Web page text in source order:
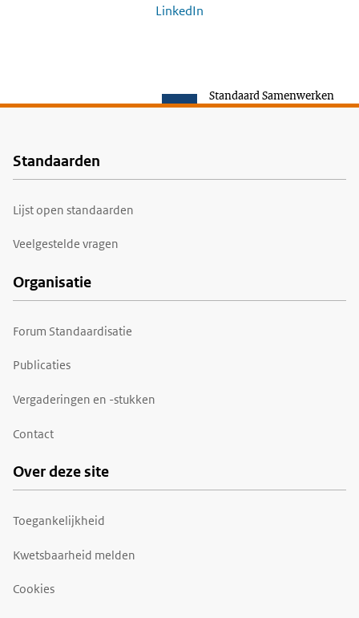
LinkedIn
Standaard Samenwerken
Voet
Standaarden
Lijst open standaarden
Veelgestelde vragen
Organisatie
Forum Standaardisatie
Publicaties
Vergaderingen en -stukken
Contact
Over deze site
Toegankelijkheid
Kwetsbaarheid melden
Cookies